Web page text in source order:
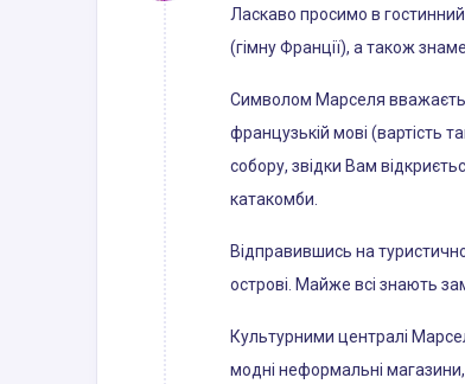
Ласкаво просимо в
(гімну Франції), а також
Символом Марселя
французькій мові (вартість
собору, звідки Вам
катакомби.
Відправившись на
острові. Майже всі знають
Культурними централі
модні неформальні